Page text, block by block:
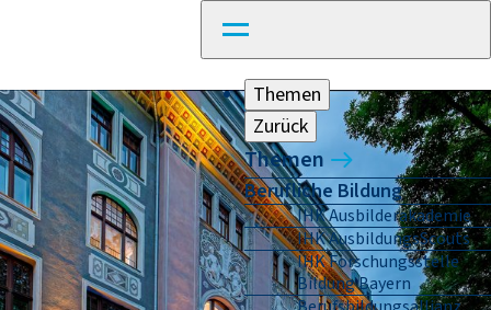
Themen
Zurück
Themen
Berufliche Bildung
IHK Ausbilderakademie
IHK AusbildungsScouts
IHK Forschungsstelle
Bildung Bayern